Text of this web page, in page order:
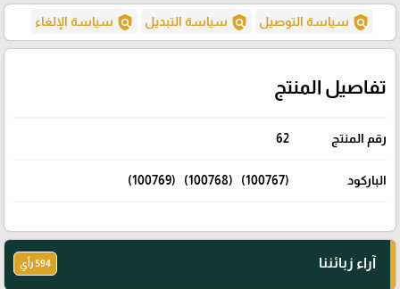
policy سياسة التوصيل policy سياسة التبديل policy سياسة الإلغاء
تفاصيل المنتج
رقم المنتج 62
الباركود (100767) (100768) (100769)
آراء زبائننا 594 رأي